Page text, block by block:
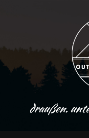
draußen.